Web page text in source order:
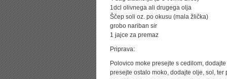
1dcl olivnega ali drugega olja
Ščep soli oz. po okusu (mala žlička)
grobo nariban sir
1 jajce za premaz
Priprava:
Polovico moke presejte s cedilom,
presejte ostalo moko, dodajte olje, sol,